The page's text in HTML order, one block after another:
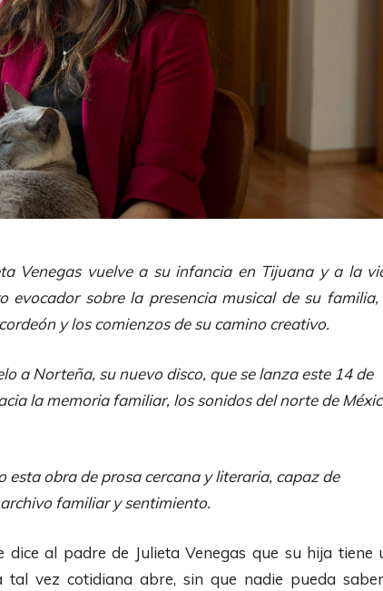
Venegas vuelve a su infancia en Tijuana y a la
evocador sobre la presencia musical de su
y los comienzos de su camino creativo.
a Norteña, su nuevo disco, que se lanza este 14 de
la memoria familiar, los sonidos del norte de
esta obra de prosa cercana y literaria, capaz de
familiar y sentimiento.
dice al padre de Julieta Venegas que su hija tiene
tal vez cotidiana abre, sin que nadie pueda